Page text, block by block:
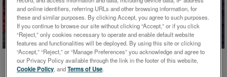
X線分）による高炉スラグの分析
高炉スラグは、高炉で銑鉄を製造する際に発生する
副産物である。現在の技術水準では、1トンの銑鉄
生産から約250kgの高炉スラグが発生します。生産
and online identifiers, referring URLs and other browsing information, for
these and similar purposes. By clicking Accept, you agree to such purposes.
If you continue to browse our site without clicking “Accept,” or if you click
“Reject,” only cookies necessary to operate and enable default website
features and functionalities will be deployed. By using this site or clicking
“Accept,” “Reject,” or “Manage Preferences” you acknowledge and agree to
our Privacy Policy available through the link in the footer of this website,
Cookie Policy, andTerms of Use.